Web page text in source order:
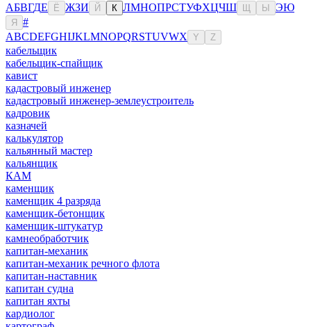
АБВГДЕ Ё ЖЗИ Й К ЛМНОПРСТУФХЦЧШ Ы ЭЮ
Я
#
ABCDEFGHIJKLMNOPQRSTUVWX Y Z
кабельщик
кабельщик-спайщик
кавист
кадастровый инженер
кадастровый инженер-землеустроитель
кадровик
казначей
калькулятор
кальянный мастер
кальянщик
КАМ
каменщик
каменщик 4 разряда
каменщик-бетонщик
каменщик-штукатур
камнеобработчик
капитан-механик
капитан-механик речного флота
капитан-наставник
капитан судна
капитан яхты
кардиолог